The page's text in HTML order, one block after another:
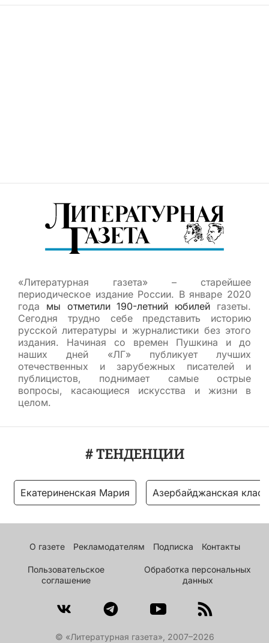
«Литературная газета» – старейшее
периодическое издание России. В январе 2020
года мы отметили 190-летний юбилей газеты.
Сегодня трудно себе представить историю
русской литературы и журналистики без этого
издания. Начиная со времен Пушкина и до
наших дней «ЛГ» публикует лучших
отечественных и зарубежных писателей и
публицистов, поднимает самые острые
вопросы, касающиеся искусства и жизни в
целом.
# ТЕНДЕНЦИИ
Екатериненская Мария Азербайджанская
О газете Рекламодателям Подписка Контакты
Пользовательское
соглашение
Обработка персональных
данных
© «Литературная газета», 2007–2026